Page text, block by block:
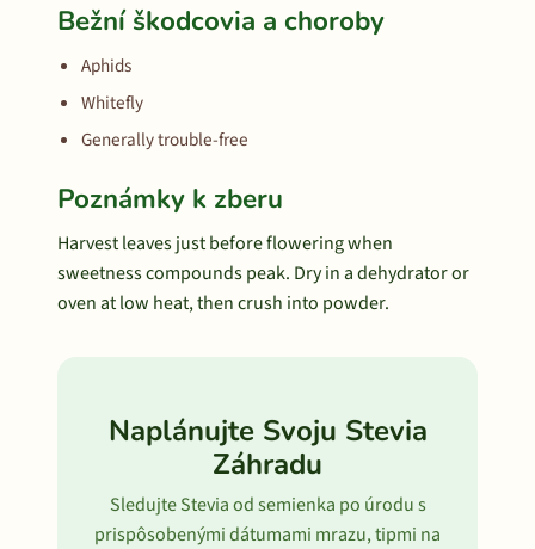
Bežní škodcovia a choroby
Aphids
Whitefly
Generally trouble-free
Poznámky k zberu
Harvest leaves just before flowering when
sweetness compounds peak. Dry in a dehydrator or
oven at low heat, then crush into powder.
Naplánujte Svoju Stevia
Záhradu
Sledujte Stevia od semienka po úrodu s
prispôsobenými dátumami mrazu, tipmi na